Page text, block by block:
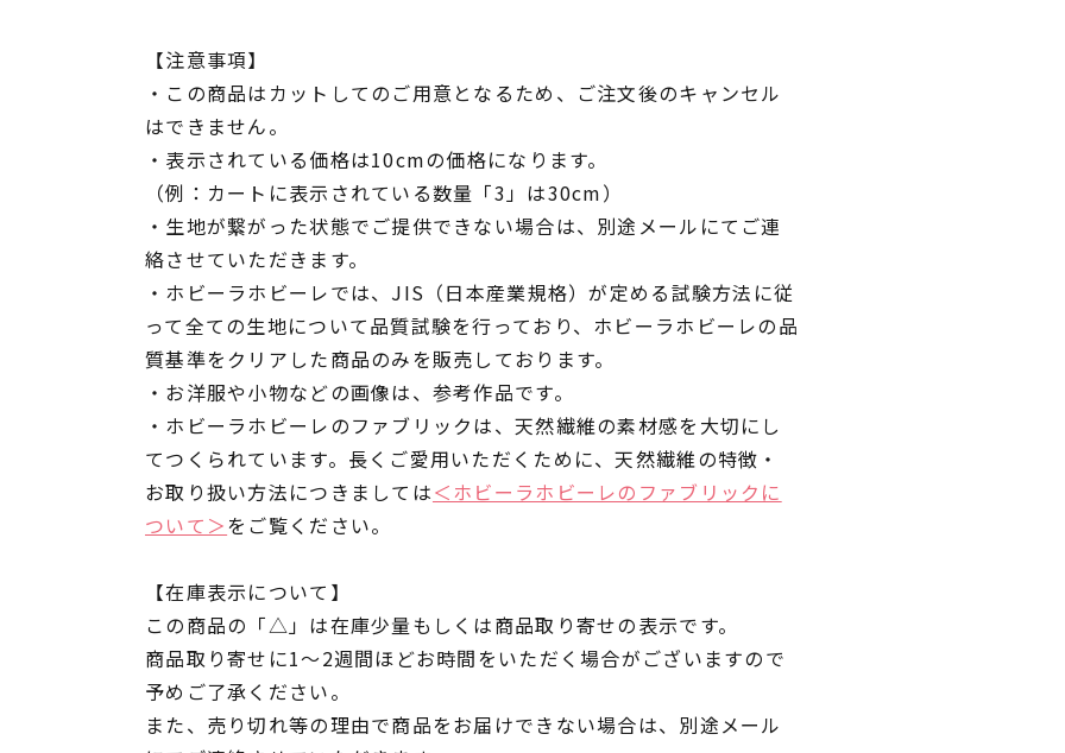
【注意事項】
・この商品はカットしてのご用意となるため、ご注文後のキャンセル
はできません。
・表示されている価格は10cmの価格になります。
（例：カートに表示されている数量「3」は30cm）
・生地が繋がった状態でご提供できない場合は、別途メールにてご連
絡させていただきます。
・ホビーラホビーレでは、JIS（日本産業規格）が定める試験方法に従
って全ての生地について品質試験を行っており、ホビーラホビーレの品
質基準をクリアした商品のみを販売しております。
・お洋服や小物などの画像は、参考作品です。
・ホビーラホビーレのファブリックは、天然繊維の素材感を大切にし
てつくられています。長くご愛用いただくために、天然繊維の特徴・
お取り扱い方法につきましては＜ホビーラホビーレのファブリックに
ついて＞をご覧ください。
【在庫表示について】
この商品の「△」は在庫少量もしくは商品取り寄せの表示です。
商品取り寄せに1～2週間ほどお時間をいただく場合がございますので
予めご了承ください。
また、売り切れ等の理由で商品をお届けできない場合は、別途メール